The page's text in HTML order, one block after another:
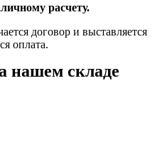
расчету.
договор и выставляется
оплата.
нашем складе